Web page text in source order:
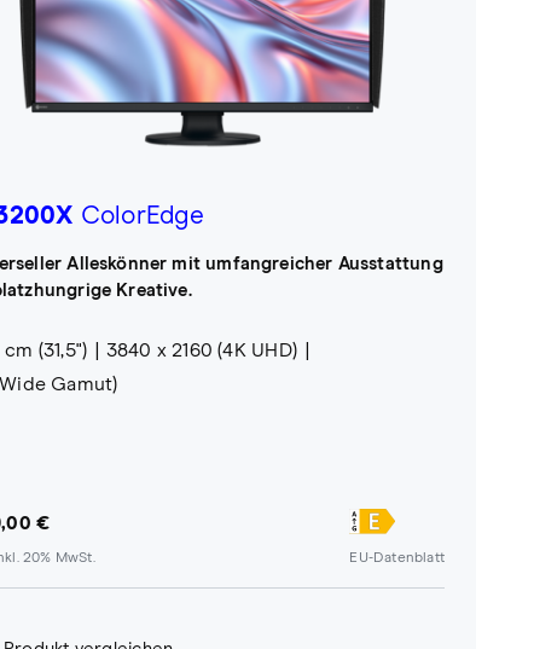
ColorEdge
Alleskönner mit umfangreicher Ausstattung
Kreative.
(31,5")
3840 x 2160 (4K UHD)
Gamut)
€
20% MwSt. EU-Datenblatt